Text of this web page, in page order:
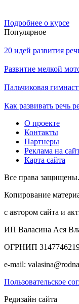
Подробнее о курсе
Популярное
20 идей развития
Развитие мелкой
Пальчиковая
Как развивать речь
О проекте
Контакты
Партнеры
Реклама на
Карта сайта
Все права
Копирование
с автором сайта и
ИП Валасина Ася
ОГРНИП
e-mail:
Пользовательское
Редизайн сайта